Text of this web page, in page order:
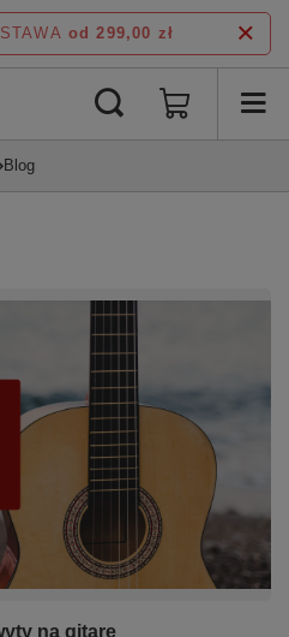
od 299,00 zł
Blog
na gitarę